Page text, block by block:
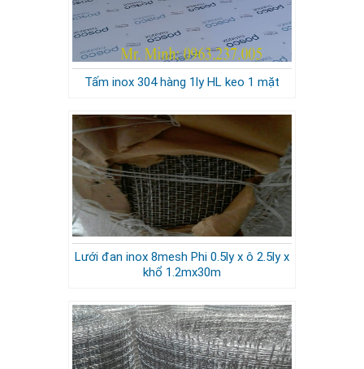
Tấm inox 304 hàng 1ly HL keo 1 mặt
Lưới đan inox 8mesh Phi 0.5ly x ô 2.5ly x
khổ 1.2mx30m